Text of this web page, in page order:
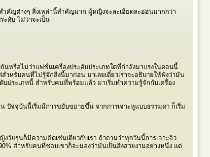
ำคัญต่างๆ สิ่งเหล่านี้สำคัญมาก ผู้หญิงจะละเอียดละอ่อนมากกว่า
ะดับ ไม่ว่าจะเป็น
หรือไม่ว่าแฟชั่นเครื่องประดับประเภทใดที่กำลังมาแรงในตอนนี้
หรับคนที่ไม่รู้จักสิ่งนี้มาก่อน มาเลยเดี๋ยวเราจะอธิบายให้ฟังว่ามัน
ประเภทนี้ สำหรับคนที่พร้อมแล้ว มาเริ่มทำความรู้จักกับเครื่อง
ปัจจุบันนี้เริ่มมีการขยับขยายขึ้น จากการเจาะหูแบบธรรมดา ก็เริ่ม
วัยรุ่นก็มีความคิดเช่นเดียวกับเรา ถ้าถามว่าทุกวันนี้การเจาะจิว
สำหรับคนที่ชอบเขาก็จะมองว่ามันเป็นสิ่งสวยงามอย่างหนึ่ง แต่